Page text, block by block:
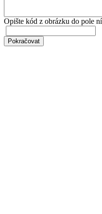
Opište kód z obrázku do pole